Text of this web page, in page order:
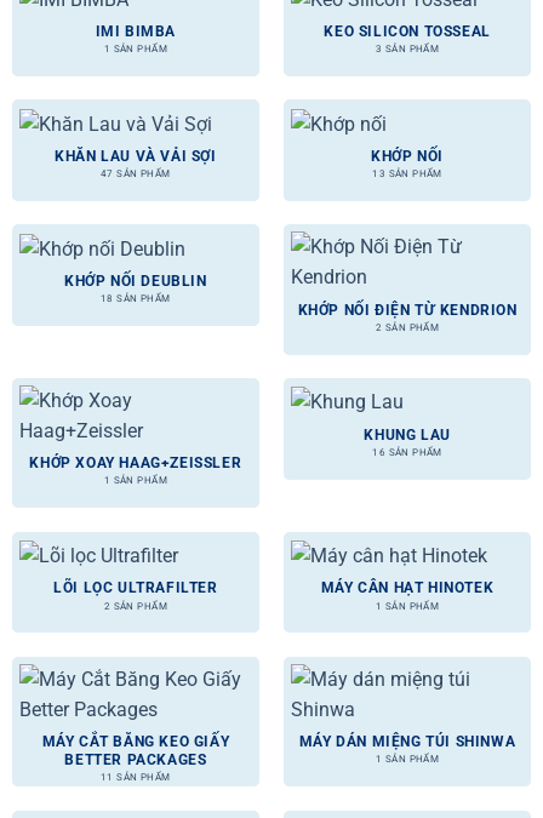
IMI BIMBA
1 SẢN PHẨM
KEO SILICON TOSSEAL
3 SẢN PHẨM
KHĂN LAU VÀ VẢI SỢI
47 SẢN PHẨM
KHỚP NỐI
13 SẢN PHẨM
KHỚP NỐI DEUBLIN
18 SẢN PHẨM
KHỚP NỐI ĐIỆN TỪ KENDRION
2 SẢN PHẨM
KHỚP XOAY HAAG+ZEISSLER
1 SẢN PHẨM
KHUNG LAU
16 SẢN PHẨM
LÕI LỌC ULTRAFILTER
2 SẢN PHẨM
MÁY CÂN HẠT HINOTEK
1 SẢN PHẨM
MÁY CẮT BĂNG KEO GIẤY
BETTER PACKAGES
11 SẢN PHẨM
MÁY DÁN MIỆNG TÚI SHINWA
1 SẢN PHẨM